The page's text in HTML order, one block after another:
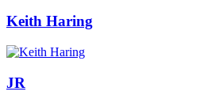
Keith Haring
JR